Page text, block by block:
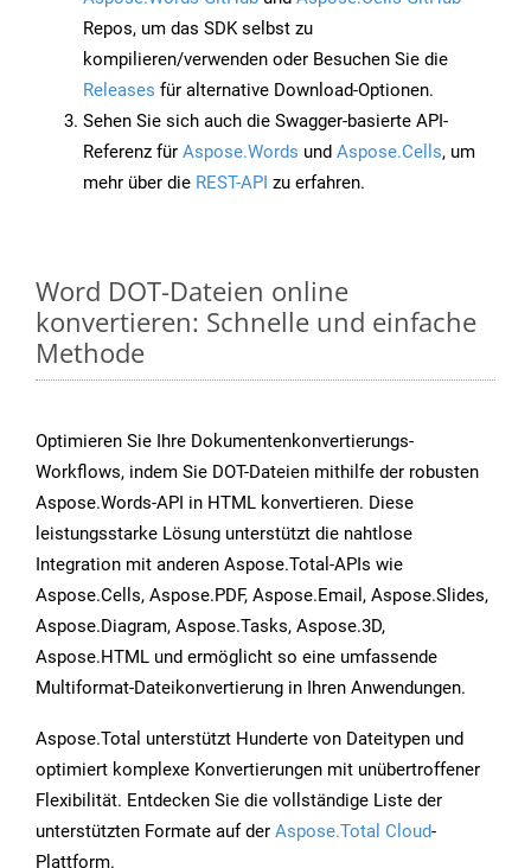
Repos, um das SDK selbst zu
kompilieren/verwenden oder Besuchen Sie die
Releases für alternative Download-Optionen.
Sehen Sie sich auch die Swagger-basierte API-
Referenz für Aspose.Words und Aspose.Cells, um
mehr über die REST-API zu erfahren.
Word DOT-Dateien online
konvertieren: Schnelle und einfache
Methode
Optimieren Sie Ihre Dokumentenkonvertierungs-
Workflows, indem Sie DOT-Dateien mithilfe der robusten
Aspose.Words-API in HTML konvertieren. Diese
leistungsstarke Lösung unterstützt die nahtlose
Integration mit anderen Aspose.Total-APIs wie
Aspose.Cells, Aspose.PDF, Aspose.Email, Aspose.Slides,
Aspose.Diagram, Aspose.Tasks, Aspose.3D,
Aspose.HTML und ermöglicht so eine umfassende
Multiformat-Dateikonvertierung in Ihren Anwendungen.
Aspose.Total unterstützt Hunderte von Dateitypen und
optimiert komplexe Konvertierungen mit unübertroffener
Flexibilität. Entdecken Sie die vollständige Liste der
unterstützten Formate auf der Aspose.Total Cloud-
Plattform.